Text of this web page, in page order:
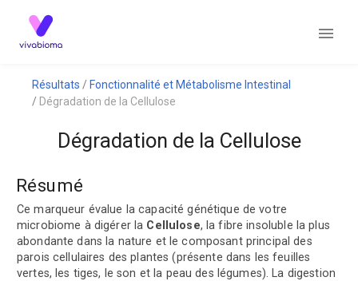
Résultats
Fonctionnalité et Métabolisme Intestinal
Dégradation de la Cellulose
Dégradation de la Cellulose
Résumé
Ce marqueur évalue la capacité génétique de votre
microbiome à digérer la Cellulose, la fibre insoluble la plus
abondante dans la nature et le composant principal des
parois cellulaires des plantes (présente dans les feuilles
vertes, les tiges, le son et la peau des légumes). La digestion